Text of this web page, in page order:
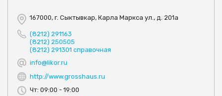
167000, г. Сыктывкар, Карла Маркса ул., д. 201а
(8212) 291163
(8212) 250505
(8212) 291301 справочная
info@likor.ru
http://www.grosshaus.ru
Чт: 09:00 - 19:00